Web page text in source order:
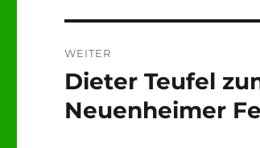
WEITER
Nächster
Beitrag:
Dieter Teufel
Neuenheimer